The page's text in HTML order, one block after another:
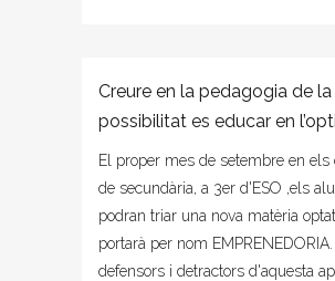
Creure en la pedagogia de la
possibilitat es educar en
El proper mes de setembre en els
de secundària, a 3er d'ESO ,els
podran triar una nova matèria
portarà per nom
defensors i detractors d'aquesta